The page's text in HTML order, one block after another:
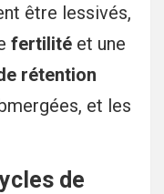
être lessivés,
fertilité et une
rétention
et les
de